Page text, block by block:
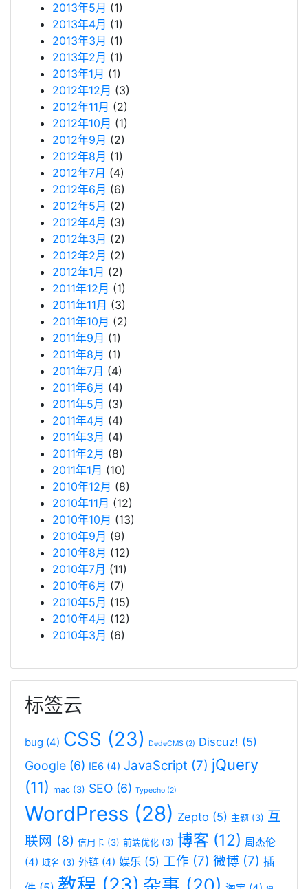
2013年5月 (1)
2013年4月 (1)
2013年3月 (1)
2013年2月 (1)
2013年1月 (1)
2012年12月 (3)
2012年11月 (2)
2012年10月 (1)
2012年9月 (2)
2012年8月 (1)
2012年7月 (4)
2012年6月 (6)
2012年5月 (2)
2012年4月 (3)
2012年3月 (2)
2012年2月 (2)
2012年1月 (2)
2011年12月 (1)
2011年11月 (3)
2011年10月 (2)
2011年9月 (1)
2011年8月 (1)
2011年7月 (4)
2011年6月 (4)
2011年5月 (3)
2011年4月 (4)
2011年3月 (4)
2011年2月 (8)
2011年1月 (10)
2010年12月 (8)
2010年11月 (12)
2010年10月 (13)
2010年9月 (9)
2010年8月 (12)
2010年7月 (11)
2010年6月 (7)
2010年5月 (15)
2010年4月 (12)
2010年3月 (6)
标签云
bug (4) CSS (23) DedeCMS (2) Discuz! (5)
Google (6) IE6 (4) JavaScript (7) jQuery
(11) mac (3) SEO (6) Typecho (2)
WordPress (28) Zepto (5) 主题 (3) 互
联网 (8) 信用卡 (3) 前端优化 (3) 博客 (12) 周杰伦
(4) 域名 (3) 外链 (4) 娱乐 (5) 工作 (7) 微博 (7) 插